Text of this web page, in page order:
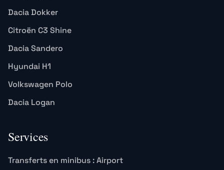
Dacia Dokker
Citroën C3 Shine
Dacia Sandero
Hyundai H1
Volkswagen Polo
Dacia Logan
Services
Transferts en minibus : Airport